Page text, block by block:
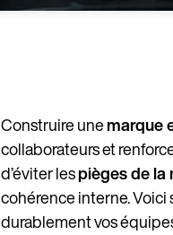
Construire unemarque
collaborateurs et
d’éviter lespièges de la
cohérence interne.
durablement vos